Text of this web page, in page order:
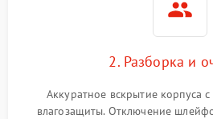
2. Разборка и
Аккуратное вскрытие корпуса
влагозащиты. Отключение